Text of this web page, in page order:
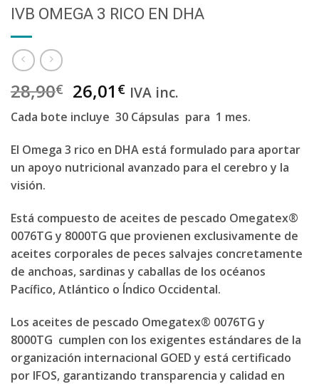
IVB OMEGA 3 RICO EN DHA
28,90€ 26,01 € IVA inc.
Cada bote incluye 30 Cápsulas para 1 mes.
El Omega 3 rico en DHA está formulado para aportar
un apoyo nutricional avanzado para el cerebro y la
visión.
Está compuesto de aceites de pescado Omegatex®
0076TG y 8000TG que provienen exclusivamente de
aceites corporales de peces salvajes concretamente
de anchoas, sardinas y caballas de los océanos
Pacífico, Atlántico o Índico Occidental.
Los aceites de pescado Omegatex® 0076TG y
8000TG cumplen con los exigentes estándares de la
organización internacional GOED y está certificado
por IFOS, garantizando transparencia y calidad en